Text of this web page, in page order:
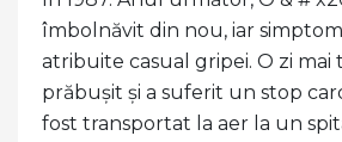
îmbolnăvit din nou, iar
atribuite casual gripei. O zi mai
prăbușit și a suferit un stop
fost transportat la aer la un